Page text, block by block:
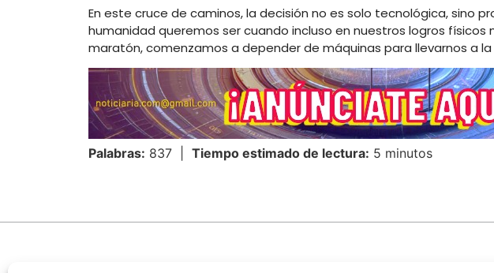
En este cruce de caminos, la decisión no es solo tecnológica, sino
humanidad queremos ser cuando incluso en nuestros logros físicos
maratón, comenzamos a depender de máquinas para llevarnos a
Palabras: 837 | Tiempo estimado de lectura: 5 minutos